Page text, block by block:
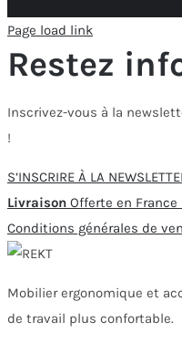
Page load link
Restez
Inscrivez-vous à la
!
S’INSCRIRE À LA
Livraison Offerte en
Conditions générales de
Mobilier ergonomique et
de travail plus confortable.